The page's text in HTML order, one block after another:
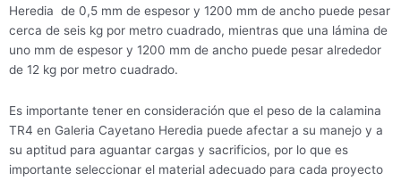
Heredia de 0,5 mm de espesor y 1200 mm de ancho puede pesar
cerca de seis kg por metro cuadrado, mientras que una lámina de
uno mm de espesor y 1200 mm de ancho puede pesar alrededor
de 12 kg por metro cuadrado.
Es importante tener en consideración que el peso de la calamina
TR4 en Galeria Cayetano Heredia puede afectar a su manejo y a
su aptitud para aguantar cargas y sacrificios, por lo que es
importante seleccionar el material adecuado para cada proyecto